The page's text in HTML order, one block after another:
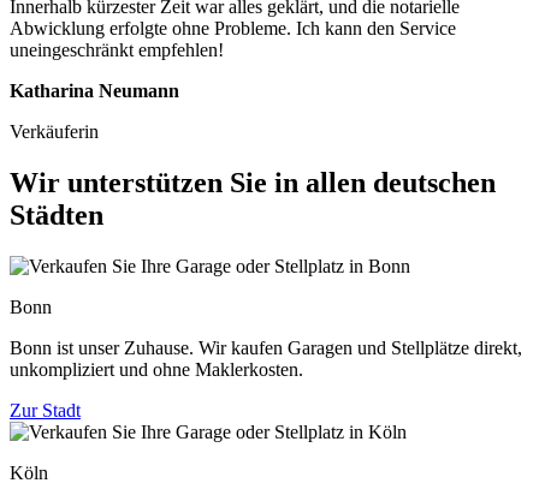
Innerhalb kürzester Zeit war alles geklärt, und die notarielle
Abwicklung erfolgte ohne Probleme. Ich kann den Service
uneingeschränkt empfehlen!
Katharina Neumann
Verkäuferin
Wir unterstützen Sie in allen deutschen
Städten
Bonn
Bonn ist unser Zuhause. Wir kaufen Garagen und Stellplätze direkt,
unkompliziert und ohne Maklerkosten.
Zur Stadt
Köln